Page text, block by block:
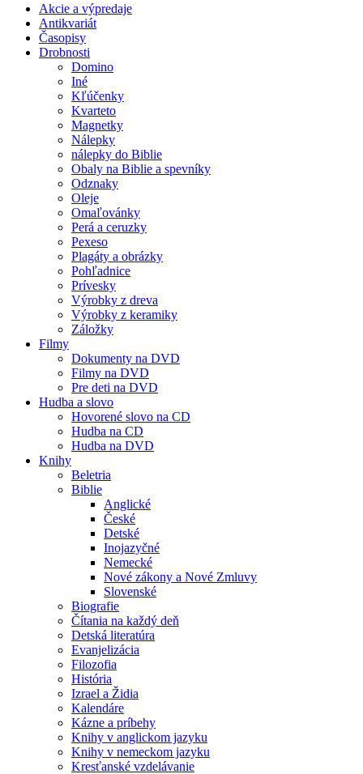
Akcie a výpredaje
Antikvariát
Časopisy
Drobnosti
Domino
Iné
Kľúčenky
Kvarteto
Magnetky
Nálepky
nálepky do Biblie
Obaly na Biblie a spevníky
Odznaky
Oleje
Omaľovánky
Perá a ceruzky
Pexeso
Plagáty a obrázky
Pohľadnice
Prívesky
Výrobky z dreva
Výrobky z keramiky
Záložky
Filmy
Dokumenty na DVD
Filmy na DVD
Pre deti na DVD
Hudba a slovo
Hovorené slovo na CD
Hudba na CD
Hudba na DVD
Knihy
Beletria
Biblie
Anglické
České
Detské
Inojazyčné
Nemecké
Nové zákony a Nové Zmluvy
Slovenské
Biografie
Čítania na každý deň
Detská literatúra
Evanjelizácia
Filozofia
História
Izrael a Židia
Kalendáre
Kázne a príbehy
Knihy v anglickom jazyku
Knihy v nemeckom jazyku
Kresťanské vzdelávanie